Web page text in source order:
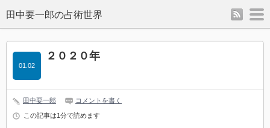
rss
２０２０年
01.02
田中要一郎 コメントを書く
この記事は1分で読めます